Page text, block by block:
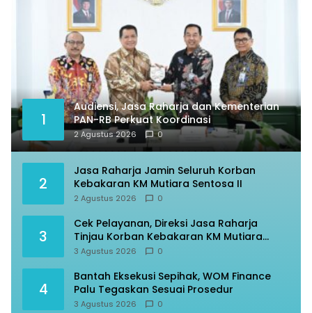
1
Audiensi, Jasa Raharja dan Kementerian
PAN-RB Perkuat Koordinasi
2 Agustus 2026 0
2
Jasa Raharja Jamin Seluruh Korban
Kebakaran KM Mutiara Sentosa II
2 Agustus 2026 0
3
Cek Pelayanan, Direksi Jasa Raharja
Tinjau Korban Kebakaran KM Mutiara
Sentosa II
3 Agustus 2026 0
4
Bantah Eksekusi Sepihak, WOM Finance
Palu Tegaskan Sesuai Prosedur
3 Agustus 2026 0